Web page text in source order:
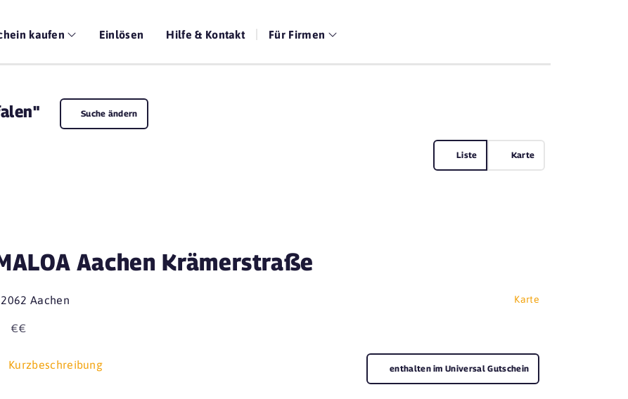
kaufen Einlösen Hilfe & Kontakt Für Firmen
Suche ändern
Liste Karte
Aachen Krämerstraße
Aachen Karte
€€
Kurzbeschreibung enthalten im Universal Gutschein